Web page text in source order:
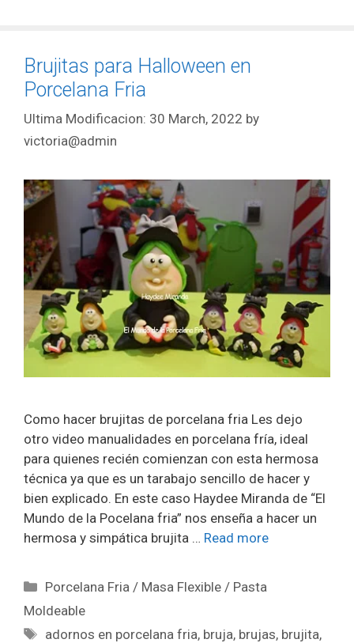
Brujitas para Halloween en
Porcelana Fria
30 March, 2022 by
victoria@admin
Como hacer brujitas de porcelana fria Les dejo
otro video manualidades en porcelana fría, ideal
para quienes recién comienzan con esta hermosa
técnica ya que es un tarabajo sencillo de hacer y
bien explicado. En este caso Haydee Miranda de “El
Mundo de la Pocelana fria” nos enseña a hacer un
hermosa y simpática brujita … Read more
Porcelana Fria / Masa Flexible / Pasta
Moldeable
adornos en porcelana fria, bruja, brujas, brujita,